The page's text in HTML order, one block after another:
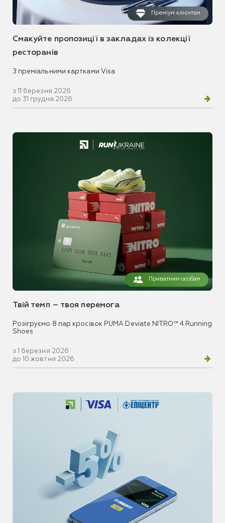
Преміум клієнтам
Смакуйте пропозиції в закладах із колекції
ресторанів
З преміальними картками Visa
з 11 березня 2026
до 31 грудня 2026
Приватним особам
Твій темп – твоя перемога
Розігруємо 8 пар кросівок PUMA Deviate NITRO™ 4 Running
Shoes
з 1 березня 2026
до 10 жовтня 2026